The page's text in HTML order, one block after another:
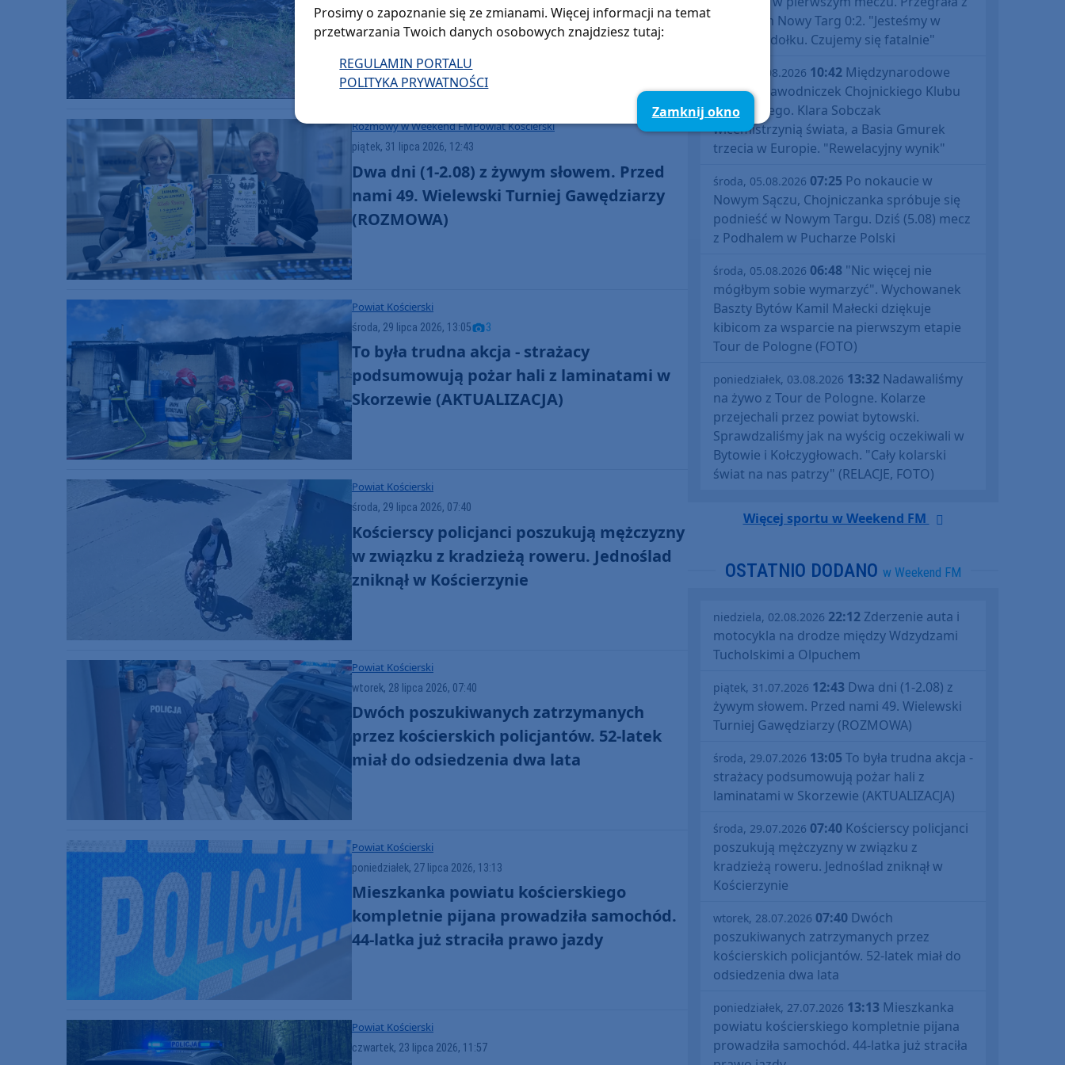
między Wdzydzami Tucholskimi a
Olpuchem
Rozmowy w Weekend FMPowiat Kościerski
piątek, 31 lipca 2026, 12:43
Dwa dni (1-2.08) z żywym słowem. Przed
nami 49. Wielewski Turniej Gawędziarzy
(ROZMOWA)
Powiat Kościerski
środa, 29 lipca 2026, 13:05 3
To była trudna akcja - strażacy
podsumowują pożar hali z laminatami w
Skorzewie (AKTUALIZACJA)
Powiat Kościerski
środa, 29 lipca 2026, 07:40
Kościerscy policjanci poszukują mężczyzny
w związku z kradzieżą roweru. Jednoślad
zniknął w Kościerzynie
Powiat Kościerski
wtorek, 28 lipca 2026, 07:40
Dwóch poszukiwanych zatrzymanych
przez kościerskich policjantów. 52-latek
miał do odsiedzenia dwa lata
Powiat Kościerski
poniedziałek, 27 lipca 2026, 13:13
Mieszkanka powiatu kościerskiego
kompletnie pijana prowadziła samochód.
44-latka już straciła prawo jazdy
Powiat Kościerski
czwartek, 23 lipca 2026, 11:57
Podhalem Nowy Targ 0:2. "Jesteśmy w
totalnym dołku. Czujemy się fatalnie"
środa, 05.08.2026 10:42 Międzynarodowe
sukcesy zawodniczek Chojnickiego Klubu
Żeglarskiego. Klara Sobczak
wicemistrzynią świata, a Basia Gmurek
trzecia w Europie. "Rewelacyjny wynik"
środa, 05.08.2026 07:25 Po nokaucie w
Nowym Sączu, Chojniczanka spróbuje się
podnieść w Nowym Targu. Dziś (5.08) mecz
z Podhalem w Pucharze Polski
środa, 05.08.2026 06:48 "Nic więcej nie
mógłbym sobie wymarzyć". Wychowanek
Baszty Bytów Kamil Małecki dziękuje
kibicom za wsparcie na pierwszym etapie
Tour de Pologne (FOTO)
poniedziałek, 03.08.2026 13:32 Nadawaliśmy
na żywo z Tour de Pologne. Kolarze
przejechali przez powiat bytowski.
Sprawdzaliśmy jak na wyścig oczekiwali w
Bytowie i Kołczygłowach. "Cały kolarski
świat na nas patrzy" (RELACJE, FOTO)
Więcej sportu w Weekend FM
OSTATNIO DODANO w Weekend FM
niedziela, 02.08.2026 22:12 Zderzenie auta i
motocykla na drodze między Wdzydzami
Tucholskimi a Olpuchem
piątek, 31.07.2026 12:43 Dwa dni (1-2.08) z
żywym słowem. Przed nami 49. Wielewski
Turniej Gawędziarzy (ROZMOWA)
środa, 29.07.2026 13:05 To była trudna akcja -
strażacy podsumowują pożar hali z
laminatami w Skorzewie (AKTUALIZACJA)
środa, 29.07.2026 07:40 Kościerscy policjanci
poszukują mężczyzny w związku z
kradzieżą roweru. Jednoślad zniknął w
Kościerzynie
wtorek, 28.07.2026 07:40 Dwóch
poszukiwanych zatrzymanych przez
kościerskich policjantów. 52-latek miał do
odsiedzenia dwa lata
poniedziałek, 27.07.2026 13:13 Mieszkanka
powiatu kościerskiego kompletnie pijana
prowadziła samochód. 44-latka już straciła
Prosimy o zapoznanie się ze zmianami. Więcej informacji na temat
przetwarzania Twoich danych osobowych znajdziesz tutaj:
REGULAMIN PORTALU
POLITYKA PRYWATNOŚCI
Zamknij okno